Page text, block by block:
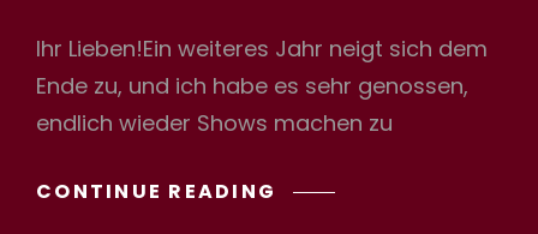
Ihr Lieben!Ein weiteres Jahr neigt sich dem
Ende zu, und ich habe es sehr genossen,
endlich wieder Shows machen zu
CONTINUE READING FROHES